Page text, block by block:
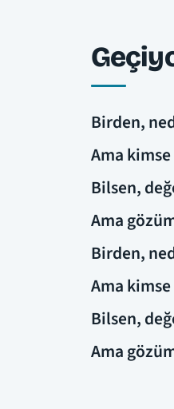
Birden,
Ama
Bilsen,
Ama
Birden,
Ama
Bilsen,
Ama